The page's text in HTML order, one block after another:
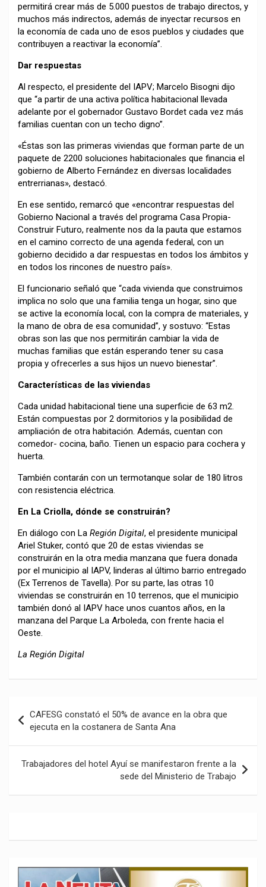
permitirá crear más de 5.000 puestos de trabajo directos, y
muchos más indirectos, además de inyectar recursos en
la economía de cada uno de esos pueblos y ciudades que
contribuyen a reactivar la economía”.
Dar respuestas
Al respecto, el presidente del IAPV; Marcelo Bisogni dijo
que “a partir de una activa política habitacional llevada
adelante por el gobernador Gustavo Bordet cada vez más
familias cuentan con un techo digno”.
«Éstas son las primeras viviendas que forman parte de un
paquete de 2200 soluciones habitacionales que financia el
gobierno de Alberto Fernández en diversas localidades
entrerrianas», destacó.
En ese sentido, remarcó que «encontrar respuestas del
Gobierno Nacional a través del programa Casa Propia-
Construir Futuro, realmente nos da la pauta que estamos
en el camino correcto de una agenda federal, con un
gobierno decidido a dar respuestas en todos los ámbitos y
en todos los rincones de nuestro país».
El funcionario señaló que “cada vivienda que construimos
implica no solo que una familia tenga un hogar, sino que
se active la economía local, con la compra de materiales, y
la mano de obra de esa comunidad”, y sostuvo: “Estas
obras son las que nos permitirán cambiar la vida de
muchas familias que están esperando tener su casa
propia y ofrecerles a sus hijos un nuevo bienestar”.
Características de las viviendas
Cada unidad habitacional tiene una superficie de 63 m2.
Están compuestas por 2 dormitorios y la posibilidad de
ampliación de otra habitación. Además, cuentan con
comedor- cocina, baño. Tienen un espacio para cochera y
huerta.
También contarán con un termotanque solar de 180 litros
con resistencia eléctrica.
En La Criolla, dónde se construirán?
En diálogo con La Región Digital, el presidente municipal
Ariel Stuker, contó que 20 de estas viviendas se
construirán en la otra media manzana que fuera donada
por el municipio al IAPV, linderas al último barrio entregado
(Ex Terrenos de Tavella). Por su parte, las otras 10
viviendas se construirán en 10 terrenos, que el municipio
también donó al IAPV hace unos cuantos años, en la
manzana del Parque La Arboleda, con frente hacia el
Oeste.
La Región Digital
de
entradas
CAFESG constató el 50% de avance en la obra que
ejecuta en la costanera de Santa Ana
Trabajadores del hotel Ayuí se manifestaron frente a la
sede del Ministerio de Trabajo